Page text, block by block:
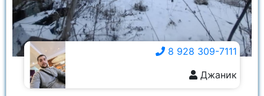
8 928 309-7111
Джаник